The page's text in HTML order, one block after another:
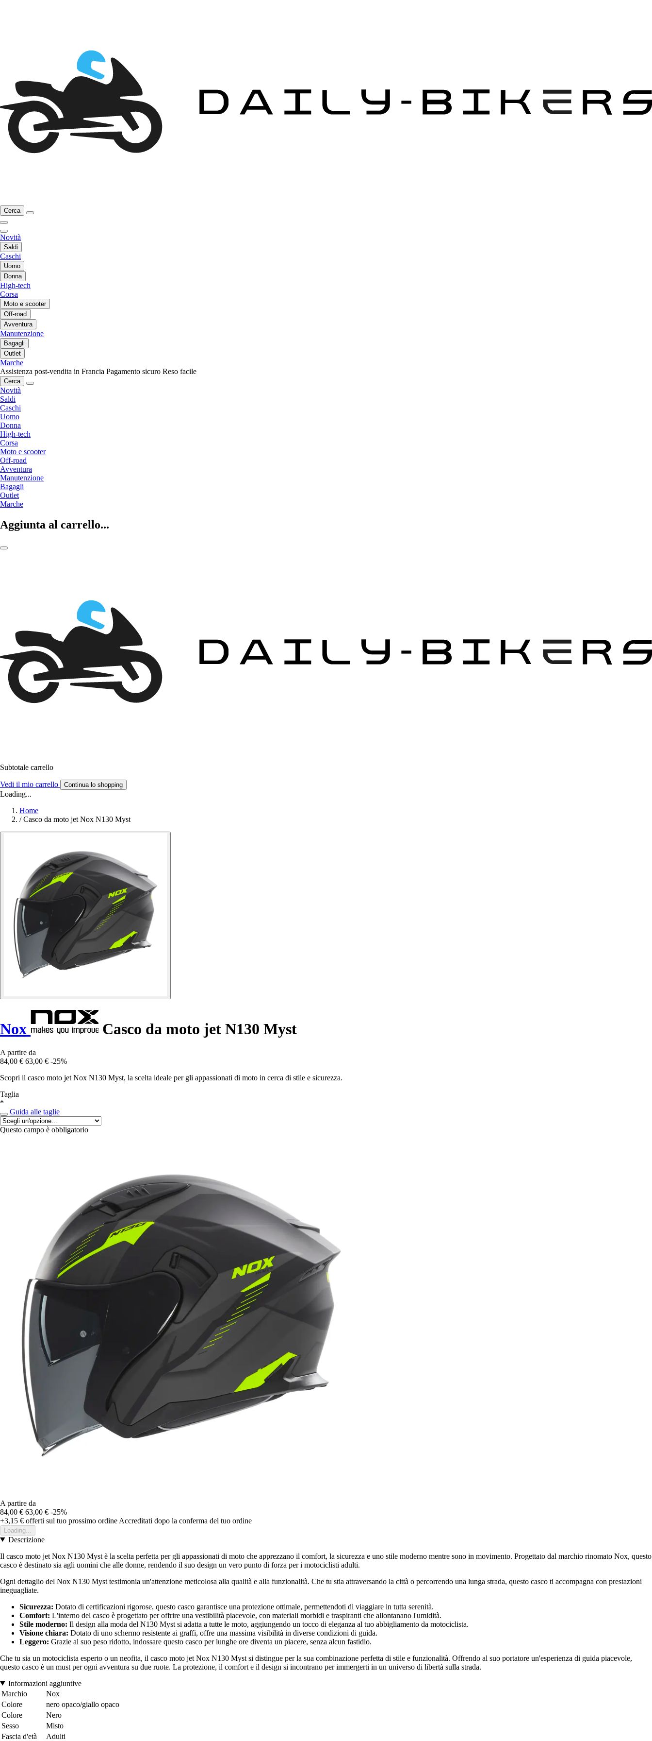
Cerca
Novità
Saldi
Caschi
Uomo
Donna
High-tech
Corsa
Moto e scooter
Off-road
Avventura
Manutenzione
Bagagli
Outlet
Marche
Assistenza post-vendita in Francia Pagamento sicuro Reso facile
Cerca
Novità
Saldi
Caschi
Uomo
Donna
High-tech
Corsa
Moto e scooter
Off-road
Avventura
Manutenzione
Bagagli
Outlet
Marche
Aggiunta al carrello...
Subtotale carrello
Vedi il mio carrello Continua lo shopping
Loading...
Home
/ Casco da moto jet Nox N130 Myst
Nox Casco da moto jet N130 Myst
A partire da
84,00 € 63,00 € -25%
Scopri il casco moto jet Nox N130 Myst, la scelta ideale per gli appassionati di moto in cerca di stile e sicurezza.
Taglia
*
Guida alle taglie
Questo campo è obbligatorio
A partire da
84,00 € 63,00 € -25%
+3,15 € offerti sul tuo prossimo ordine Accreditati dopo la conferma del tuo ordine
Loading...
Descrizione
Il casco moto jet Nox N130 Myst è la scelta perfetta per gli appassionati di moto che apprezzano il comfort, la sicurezza e uno stile moderno mentre sono in movimento. Progettato dal marchio rinomato Nox, questo
casco è destinato sia agli uomini che alle donne, rendendo il suo design un vero punto di forza per i motociclisti adulti.
Ogni dettaglio del Nox N130 Myst testimonia un'attenzione meticolosa alla qualità e alla funzionalità. Che tu stia attraversando la città o percorrendo una lunga strada, questo casco ti accompagna con prestazioni
ineguagliate.
Sicurezza: Dotato di certificazioni rigorose, questo casco garantisce una protezione ottimale, permettendoti di viaggiare in tutta serenità.
Comfort: L'interno del casco è progettato per offrire una vestibilità piacevole, con materiali morbidi e traspiranti che allontanano l'umidità.
Stile moderno: Il design alla moda del N130 Myst si adatta a tutte le moto, aggiungendo un tocco di eleganza al tuo abbigliamento da motociclista.
Visione chiara: Dotato di uno schermo resistente ai graffi, offre una massima visibilità in diverse condizioni di guida.
Leggero: Grazie al suo peso ridotto, indossare questo casco per lunghe ore diventa un piacere, senza alcun fastidio.
Che tu sia un motociclista esperto o un neofita, il casco moto jet Nox N130 Myst si distingue per la sua combinazione perfetta di stile e funzionalità. Offrendo al suo portatore un'esperienza di guida piacevole,
questo casco è un must per ogni avventura su due ruote. La protezione, il comfort e il design si incontrano per immergerti in un universo di libertà sulla strada.
Informazioni aggiuntive
Marchio
Nox
Colore
nero opaco/giallo opaco
Colore
Nero
Sesso
Misto
Fascia d'età
Adulti